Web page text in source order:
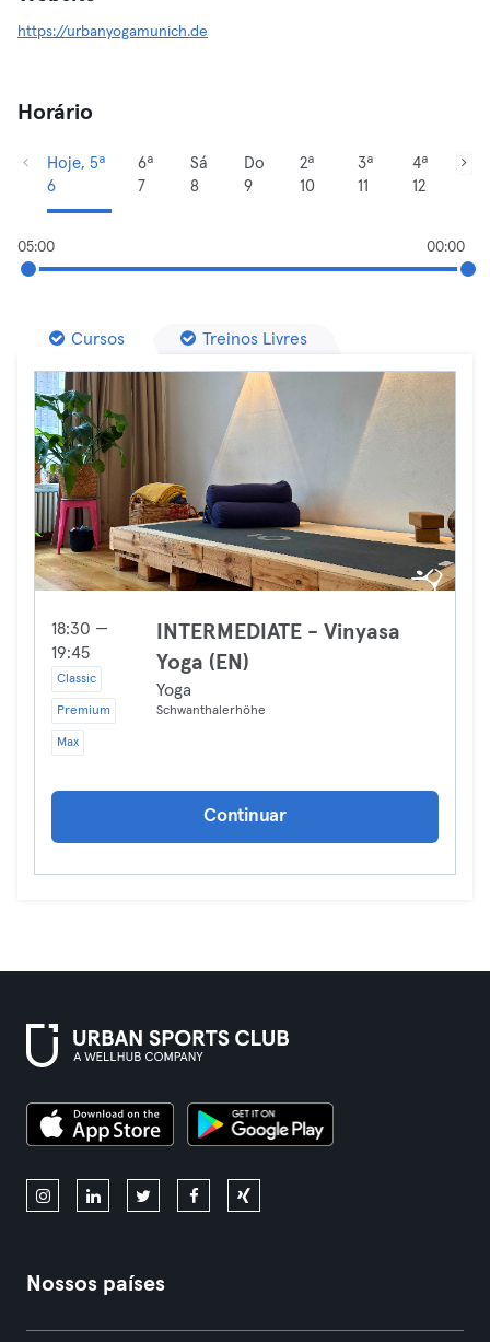
https://urbanyogamunich.de
Horário
Hoje, 5ª
6
6ª
7
Sá
8
Do
9
2ª
10
3ª
11
4ª
12
05:00 00:00
Cursos Treinos Livres
18:30 —
19:45
Classic
Premium
Max
INTERMEDIATE - Vinyasa
Yoga (EN)
Yoga
Schwanthalerhöhe
Continuar
Nossos países